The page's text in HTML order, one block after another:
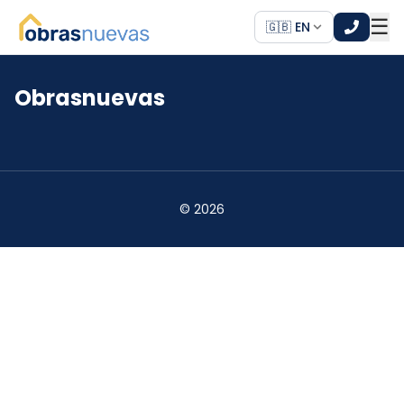
🇬🇧 EN ☰
*
Obrasnuevas
© 2026